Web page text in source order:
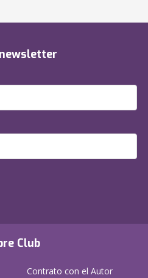
Club
Contrato con el Autor